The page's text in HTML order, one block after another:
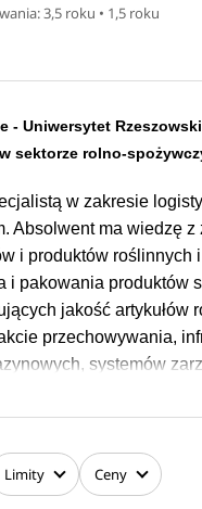
dziedzin – od podstaw
ekologii, po
zmian oraz
wczesnego
w zakresie
integrowania
środowiskowych, pracy
3,5 roku • 1,5 roku
- Uniwersytet
sektorze rolno-
w zakresie
Absolwent ma wiedzę z
i produktów roślinnych
i pakowania produktów
jakość artykułów
przechowywania,
systemów
oraz systemy
niezbędne dla
Limity Ceny